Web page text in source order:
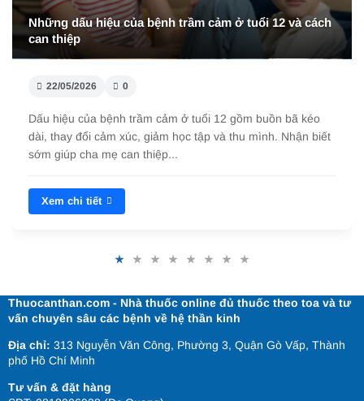
Các dấu hiệu của bệnh trầm cảm ở tuổi 14 cha mẹ nên
lưu ý
22/05/2026 0
Dấu hiệu của bệnh trầm cảm ở tuổi 14 gồm buồn bã, thu
mình, rối loạn giấc ngủ, giảm tập trung. Nhận biết sớm giúp
cha mẹ can thiệp kịp th...
Xem chi tiết
Thuocanthan.com - Nhà thuốc online đủ thuốc theo toa và tư
vấn chuyên sâu các bệnh về hệ thần kinh
Địa chỉ: 313 Nguyễn Văn Công, Phường 3, Quận Gò Vấp, Thành
phố Hồ Chí Minh
Tư vấn & đặt hàng